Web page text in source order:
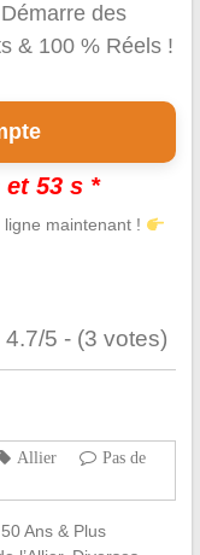
des
& 100 % Réels !
52 s *
maintenant !
4.7/5 - (3 votes)
Allier
Pas de
Ans & Plus